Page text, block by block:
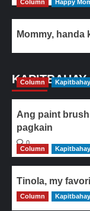
Column Happy
Mommy, handa
KAPITBAHAY
Column Kapitbahay
Ang paint
pagkain
0
Column
Kapitbahay
Tinola, my
0
Column Kapitbahay